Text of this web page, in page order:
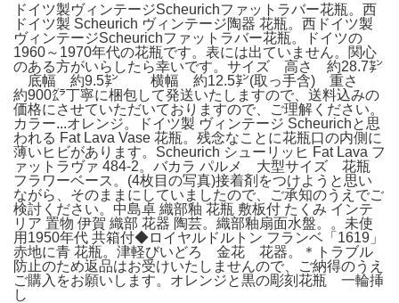
ドイツ製ヴィンテージScheurichファットラバー花瓶。西
ドイツ製 Scheurich ヴィンテージ陶器 花瓶。西ドイツ製
ヴィンテージScheurichファットラバー花瓶。ドイツの
1960～1970年代の花瓶です。表には出ていません。関心
のある方がいらしたら幸いです。サイズ 高さ 約28.7㌢
底幅 約9.5㌢ 横幅 約12.5㌢(取っ手含) 重さ
約900㌘丁寧に梱包して発送いたしますので、送料込みの
価格にさせていただいておりますので、ご理解ください。
カラー...オレンジ。ドイツ製 ヴィンテージ Scheurichと思
われる Fat Lava Vase 花瓶。残念なことに花瓶口の内側に
薄いヒビがあります。Scheurich シューリッヒ Fat Lava フ
ァットラヴァ 484-2。バカラ パルメ 大型サイズ 花瓶
フラワーベース。(4枚目の写真)接着剤をつけようと思い
ながら、そのままにしていましたので、ご承知のうえでご
検討ください。中島卓 織部釉 花瓶 敷板付 たくみ インテ
リア 置物 伊賀 織部 花器 陶芸。織部釉扇面水盤。。未使
用1950年代 共箱付◆ロイヤルドルトン フランベ「1619」
赤地に青 花瓶。津軽びいどろ 金花 花器。＊トラブル
防止のため返品はお受けいたしませんので、ご納得のうえ
ご購入をお願いします。オレンジと黒の彫刻花瓶 一輪挿
し